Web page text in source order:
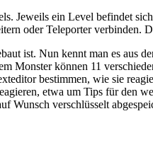
Jeweils ein Level befindet
oder Teleporter verbinden.
ist. Nun kennt man es aus
Monster können 11
bestimmen, wie sie
etwa um Tips für den
Wunsch verschlüsselt